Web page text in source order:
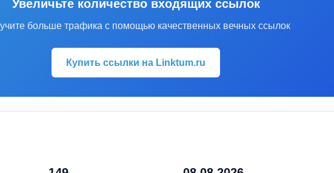
Увеличьте количество входящих ссылок
больше трафика с помощью качественных вечных ссылок
Купить ссылки на Linktum.ru